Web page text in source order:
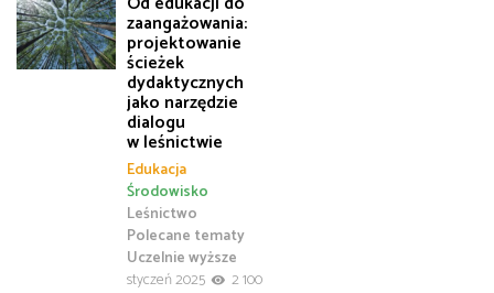
zaangażowania:
projektowanie
ścieżek
dydaktycznych
jako narzędzie
dialogu
w leśnictwie
Edukacja
Leśnictwo
Polecane tematy
Środowisko
Uczelnie wyższe
styczeń 2025
2 100